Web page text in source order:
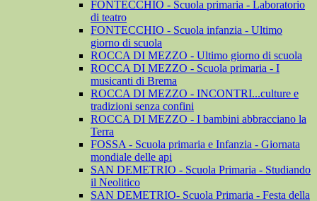
FONTECCHIO - Scuola primaria - Laboratorio
di teatro
FONTECCHIO - Scuola infanzia - Ultimo
giorno di scuola
ROCCA DI MEZZO - Ultimo giorno di scuola
ROCCA DI MEZZO - Scuola primaria - I
musicanti di Brema
ROCCA DI MEZZO - INCONTRI...culture e
tradizioni senza confini
ROCCA DI MEZZO - I bambini abbracciano la
Terra
FOSSA - Scuola primaria e Infanzia - Giornata
mondiale delle api
SAN DEMETRIO - Scuola Primaria - Studiando
il Neolitico
SAN DEMETRIO- Scuola Primaria - Festa della